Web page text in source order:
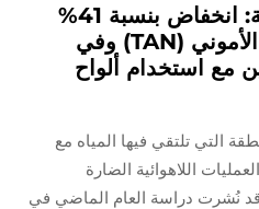
كبح المستقلبات السامة: انخفاض بنسبة 41%
في إجمالي النيتروجين الأموني (TAN) وفي
مع استخدام ألواح
التي تلتقي فيها المياه مع
اللاهوائية الضارة
نُشرت دراسة العام الماضي في